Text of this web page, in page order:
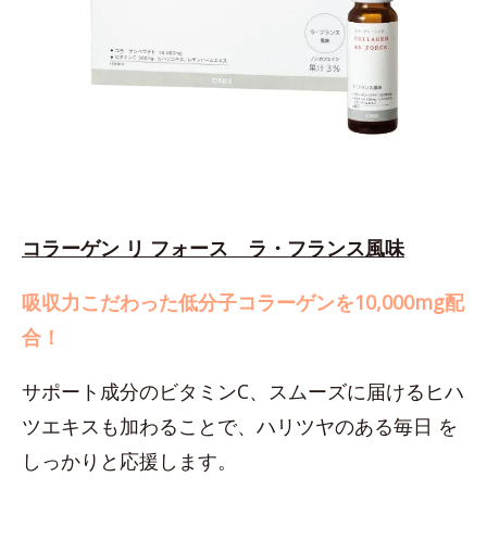
コラーゲン リ フォース ラ・フランス風味
吸収力こだわった低分子コラーゲンを10,000mg配
合！
サポート成分のビタミンC、スムーズに届けるヒハ
ツエキスも加わることで、ハリツヤのある毎日 を
しっかりと応援します。